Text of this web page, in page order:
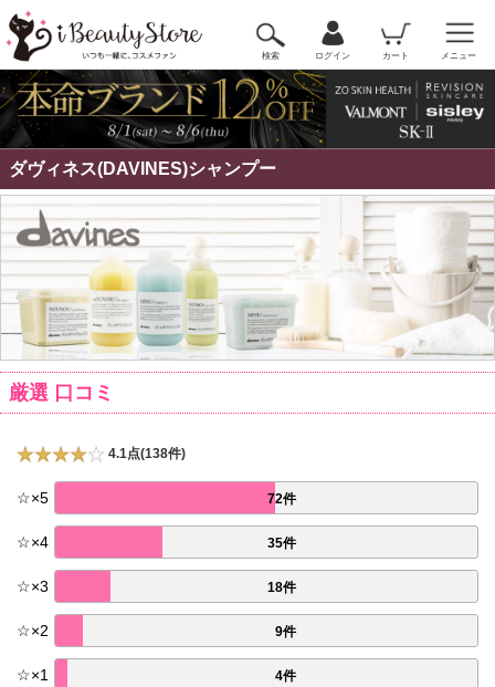
検索 ログイン カート メニュー
ダヴィネス(DAVINES)シャンプー
厳選 口コミ
4.1点(138件)
☆×5 72件
☆×4 35件
☆×3 18件
☆×2 9件
☆×1 4件